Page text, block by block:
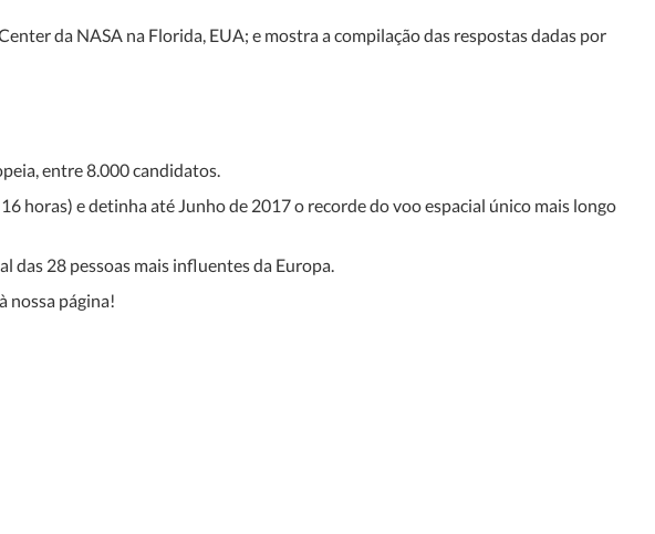
da NASA na Florida, EUA; e mostra a compilação das respostas dadas por
entre 8.000 candidatos.
horas) e detinha até Junho de 2017 o recorde do voo espacial único mais longo
das 28 pessoas mais influentes da Europa.
nossa página!